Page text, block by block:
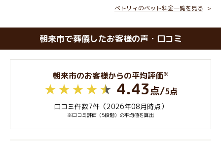
ペトリィのペット料金一覧を見る
朝来市で葬儀したお客様の声・口コミ
朝来市のお客様からの平均評価※
4.43点/5点
口コミ件数7件（2026年08月時点）
※口コミ評価（5段階）の平均値を算出